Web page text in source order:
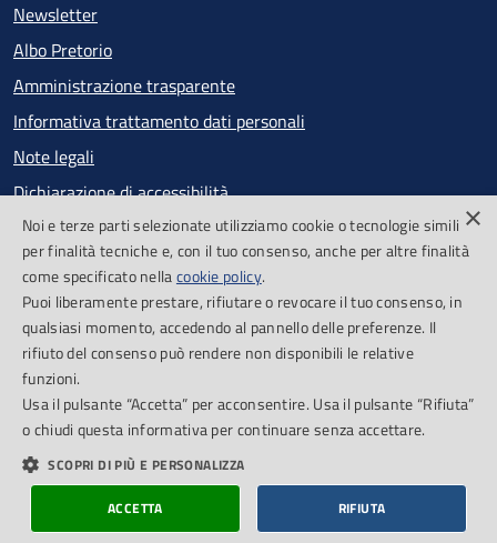
Newsletter
Albo Pretorio
Amministrazione trasparente
Informativa trattamento dati personali
Note legali
Dichiarazione di accessibilità
Obiettivi di accessibilità
Segnalazioni accessibilità
SEGUICI SU
Facebook
Cookie Policy
Piano di miglioramento del sito
Credits
×
Noi e terze parti selezionate utilizziamo cookie o tecnologie simili
per finalità tecniche e, con il tuo consenso, anche per altre finalità
come specificato nellacookie policy.
Puoi liberamente prestare, rifiutare o revocare il tuo consenso, in
qualsiasi momento, accedendo al pannello delle preferenze. Il
rifiuto del consenso può rendere non disponibili le relative
funzioni.
Usa il pulsante “Accetta” per acconsentire. Usa il pulsante “Rifiuta”
o chiudi questa informativa per continuare senza accettare.
SCOPRI DI PIÙ E PERSONALIZZA
ACCETTA RIFIUTA